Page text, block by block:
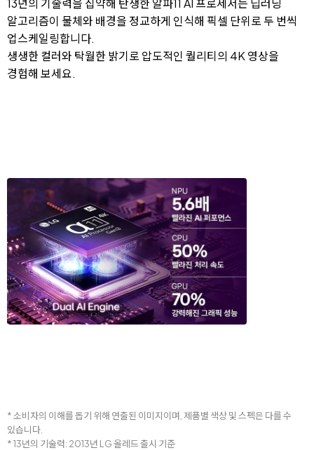
알고리즘이 물체와 배경을 정교하게 인식해 픽셀 단위로 두 번씩
업스케일링합니다.
생생한 컬러와 탁월한 밝기로 압도적인 퀄리티의 4K 영상을
경험해 보세요.
* 소비자의 이해를 돕기 위해 연출된 이미지이며, 제품별 색상 및 스펙은 다를 수
있습니다.
* 13년의 기술력: 2013년 LG 올레드 출시 기준